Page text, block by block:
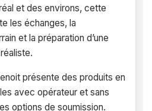
et des environs, cette
les échanges, la
et la préparation d’une
présente des produits en
avec opérateur et sans
options de soumission.